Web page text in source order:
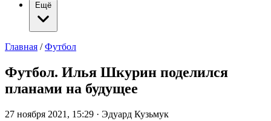
Ещё
Главная / Футбол
Футбол. Илья Шкурин поделился
планами на будущее
27 ноября 2021, 15:29 · Эдуард Кузьмук